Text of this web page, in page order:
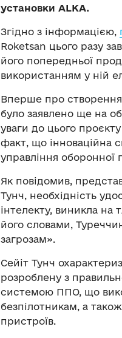
установки ALKA.
Згідно з інформацією,
Roketsan цього разу
його попередньої
використанням у ній
Вперше про створення
було заявлено ще на
уваги до цього
факт, що інноваційна
управління оборонної
Як повідомив,
Тунч, необхідність
інтелекту, виникла на
його словами,
загрозам».
Сейіт Тунч
розроблену з
системою ППО, що
безпілотникам, а
пристроїв.